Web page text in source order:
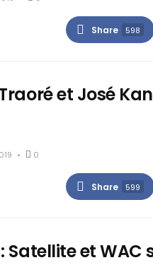
Share 598
et José
0
Share 599
: Satellite et